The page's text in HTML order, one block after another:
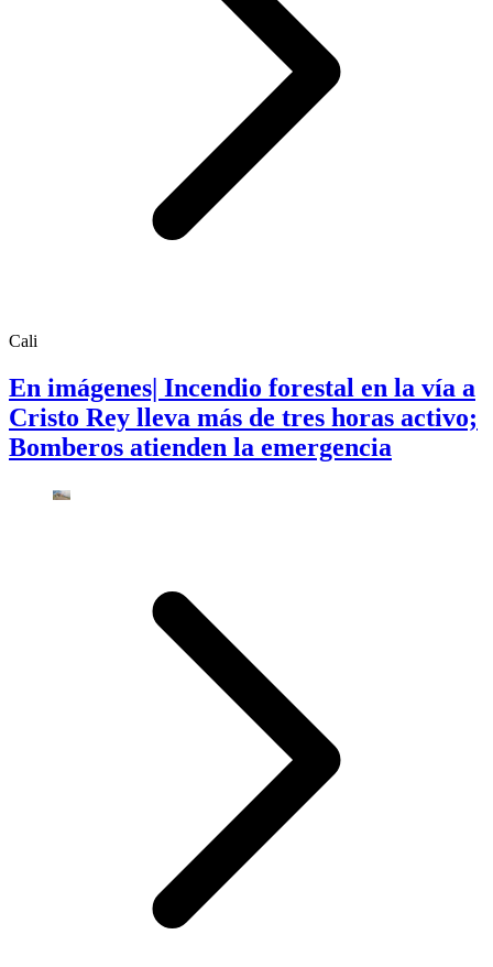
Cali
En imágenes| Incendio forestal en la vía a
Cristo Rey lleva más de tres horas activo;
Bomberos atienden la emergencia